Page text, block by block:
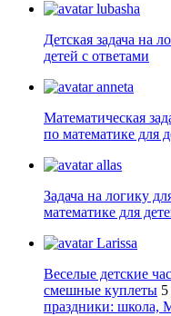
lubasha
Детская задача на
детей с ответами
anneta
Математическая
по математике для
allas
Задача на логику
математике для
Larissa
Веселые детские
смешные куплеты 5
праздники: школа,